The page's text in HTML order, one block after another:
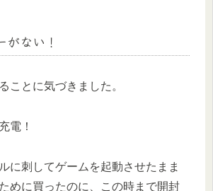
がない！
ことに気づきました。
電！
に刺してゲームを起動させたまま
めに買ったのに、この時まで開封